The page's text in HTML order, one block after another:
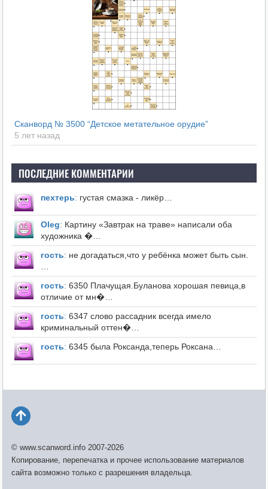
Сканворд № 3500 “Детское метательное орудие”
5 лет назад
ПОСЛЕДНИЕ КОММЕНТАРИИ
пехтерь: густая смазка - ликёр…
Оleg: Картину «Завтрак на траве» написали оба
художника �…
гость: не догадаться,что у ребёнка может быть сын.
гость: 6350 Плачущая.Буланова хорошая певица,в
отличие от мн�…
гость: 6347 слово рассадник всегда имело
криминальный оттен�…
гость: 6345 была Роксанда,теперь Роксана…
© www.scanword.info 2007-2026
Копирование, перепечатка и прочее использование материалов
сайта возможно только с разрешения владельца.